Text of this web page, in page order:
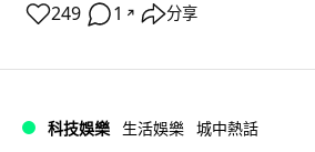
249 1 ↗ 分享
科技娛樂 生活娛樂 城中熱話